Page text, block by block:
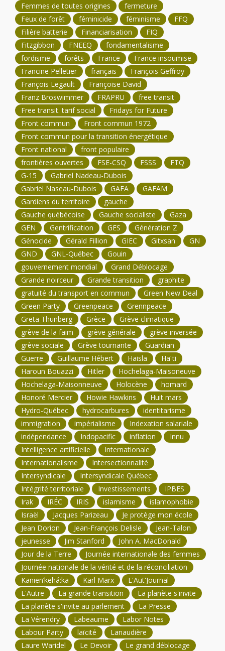
Femmes de toutes origines
fermeture
Feux de forêt
féminicide féminisme
FFQ
Filière batterie
Financiarisation
FIQ
Fitzgibbon
FNEEQ
fondamentalisme
fordisme
forêts France
France insoumise
Francine Pelletier
français
François Geffroy
François Legault
Françoise David
Franz Broswimmer
FRAPRU
free transit
Free transit. tarif social
Fridays for Future
Front commun
Front commun 1972
Front commun pour la transition énergétique
Front national
front populaire
frontières ouvertes
FSE-CSQ FSSS
FTQ
G-15
Gabriel Nadeau-Dubois
Gabriel Naseau-Dubois
GAFA
GAFAM
Gardiens du territoire
gauche
Gauche québécoise
Gauche socialiste
Gaza
GEN
Gentrification GES
Génération Z
Génocide
Gérald Fillion GIEC Gitxsan
GN
GND
GNL-Québec
Gouin
gouvernement mondial
Grand Déblocage
Grande noirceur
Grande transition
graphite
gratuité du transport en commun
Green New Deal
Green Party
Greenpeace
Grennpeace
Greta Thunberg
Grèce
Grève climatique
grève de la faim
grève générale
grève inversée
grève sociale
Grève tournante
Guardian
Guerre
Guillaume Hébert Haisla
Haïti
Haroun Bouazzi
Hitler
Hochelaga-Maisoneuve
Hochelaga-Maisonneuve
Holocène
homard
Honoré Mercier
Howie Hawkins
Huit mars
Hydro-Québec
hydrocarbures
identitarisme
immigration
impérialisme
Indexation salariale
indépendance
Indopacific inflation
Innu
Intelligence artificielle
Internationale
Internationalisme
Intersectionnalité
Intersyndicale
Intersyndicale Québec
Intégrité territoriale
Investissements
IPBES
Irak
IRÉC IRIS islamisme
islamophobie
Israël
Jacques Parizeau
Je protège mon école
Jean Dorion
Jean-François Delisle
Jean-Talon
jeunesse
Jim Stanford
John A. MacDonald
Jour de la Terre
Journée internationale des femmes
Journée nationale de la vérité et de la réconciliation
Kanien’kehá:ka
Karl Marx
L'Aut'Journal
L'Autre
La grande transition
La planète s'invite
La planète s'invite au parlement
La Presse
La Vérendry
Labeaume
Labor Notes
Labour Party
laïcité
Lanaudière
Laure Waridel
Le Devoir Le grand déblocage